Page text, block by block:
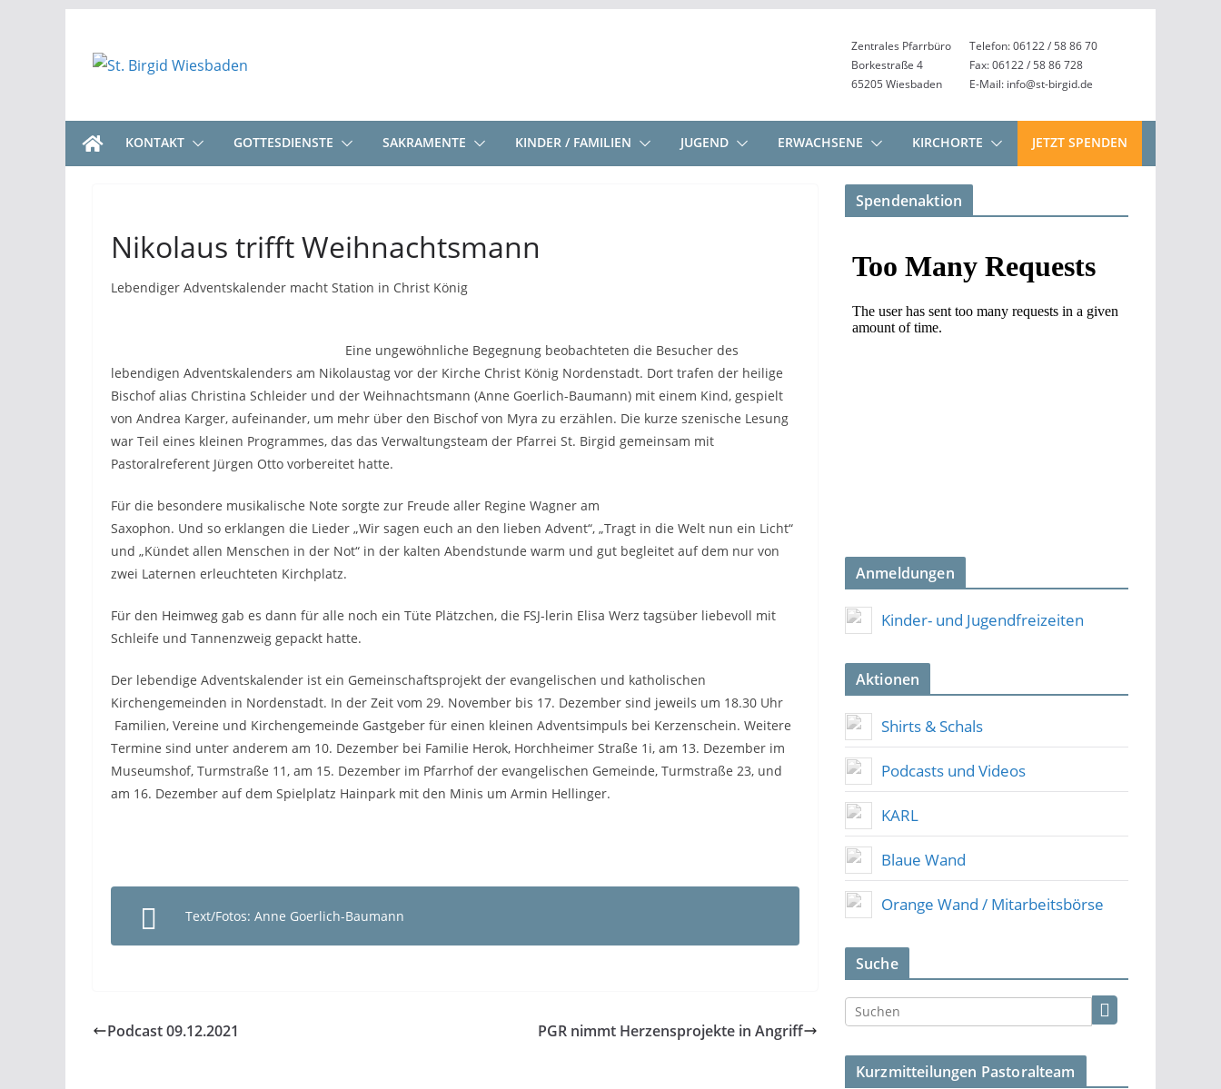
springen
Zentrales Pfarrbüro
Borkestraße 4
65205 Wiesbaden
Telefon: 06122 / 58 86 70
Fax: 06122 / 58 86 728
E-Mail: info@st-birgid.de
KONTAKT GOTTESDIENSTE SAKRAMENTE KINDER / FAMILIEN JUGEND ERWACHSENE KIRCHORTE JETZT SPENDEN
Nikolaus trifft Weihnachtsmann
Lebendiger Adventskalender macht Station in Christ König
Eine ungewöhnliche Begegnung beobachteten die Besucher des
lebendigen Adventskalenders am Nikolaustag vor der Kirche Christ König Nordenstadt. Dort trafen der heilige
Bischof alias Christina Schleider und der Weihnachtsmann (Anne Goerlich-Baumann) mit einem Kind, gespielt
von Andrea Karger, aufeinander, um mehr über den Bischof von Myra zu erzählen. Die kurze szenische Lesung
war Teil eines kleinen Programmes, das das Verwaltungsteam der Pfarrei St. Birgid gemeinsam mit
Pastoralreferent Jürgen Otto vorbereitet hatte.
Für die besondere musikalische Note sorgte zur Freude aller Regine Wagner am
Saxophon. Und so erklangen die Lieder „Wir sagen euch an den lieben Advent“, „Tragt in die Welt nun ein Licht“
und „Kündet allen Menschen in der Not“ in der kalten Abendstunde warm und gut begleitet auf dem nur von
zwei Laternen erleuchteten Kirchplatz.
Für den Heimweg gab es dann für alle noch ein Tüte Plätzchen, die FSJ-lerin Elisa Werz tagsüber liebevoll mit
Schleife und Tannenzweig gepackt hatte.
Der lebendige Adventskalender ist ein Gemeinschaftsprojekt der evangelischen und katholischen
Kirchengemeinden in Nordenstadt. In der Zeit vom 29. November bis 17. Dezember sind jeweils um 18.30 Uhr
Familien, Vereine und Kirchengemeinde Gastgeber für einen kleinen Adventsimpuls bei Kerzenschein. Weitere
Termine sind unter anderem am 10. Dezember bei Familie Herok, Horchheimer Straße 1i, am 13. Dezember im
Museumshof, Turmstraße 11, am 15. Dezember im Pfarrhof der evangelischen Gemeinde, Turmstraße 23, und
am 16. Dezember auf dem Spielplatz Hainpark mit den Minis um Armin Hellinger.
Text/Fotos: Anne Goerlich-Baumann
Podcast 09.12.2021 PGR nimmt Herzensprojekte in Angriff
Spendenaktion
Anmeldungen
Kinder- und Jugendfreizeiten
Aktionen
Shirts & Schals
Podcasts und Videos
KARL
Blaue Wand
Orange Wand / Mitarbeitsbörse
Suche
Kurzmitteilungen Pastoralteam